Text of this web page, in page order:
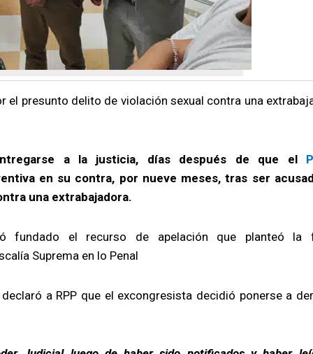
el presunto delito de violación sexual contra una
a la justicia, días después de que el
en su contra, por nueve meses, tras ser
una extrabajadora.
fundado el recurso de apelación que planteó la
Suprema en lo Penal
declaró a RPP que el excongresista decidió ponerse a